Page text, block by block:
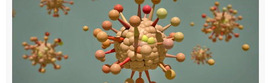
Na posiónku pisane Milerskiego (archiwum)
Na granicy Księstwa Drobika (archiwum)
Podróże małe i duże Skałki
Historia